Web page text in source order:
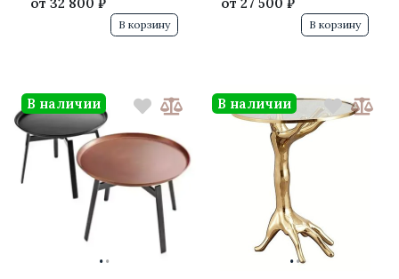
В корзину В корзину
··
В наличии
··
В наличии